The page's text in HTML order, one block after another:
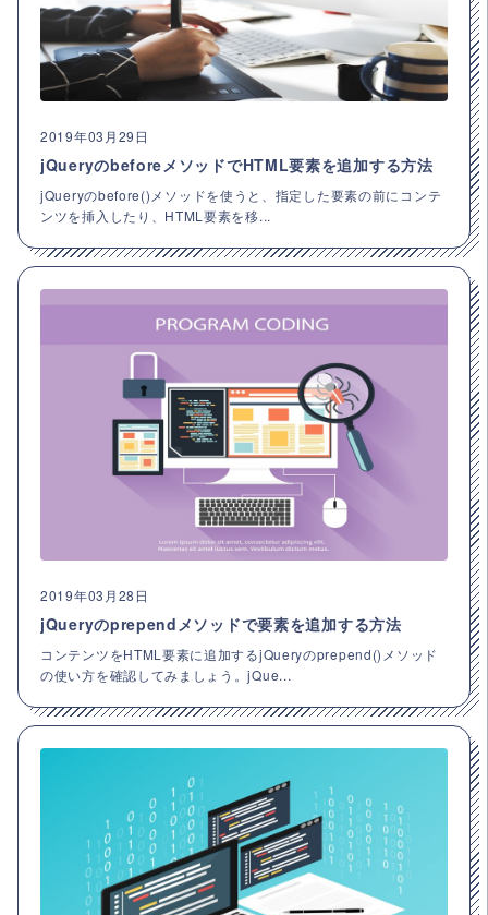
2019年03月29日
jQueryのbeforeメソッドでHTML要素を追加する方法
jQueryのbefore()メソッドを使うと、指定した要素の前にコンテ
ンツを挿入したり、HTML要素を移...
2019年03月28日
jQueryのprependメソッドで要素を追加する方法
コンテンツをHTML要素に追加するjQueryのprepend()メソッド
の使い方を確認してみましょう。jQue...